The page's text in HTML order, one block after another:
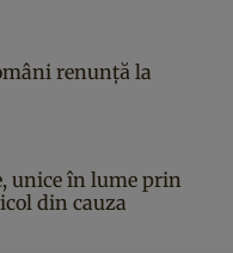
renunță la
unice în lume prin
din cauza